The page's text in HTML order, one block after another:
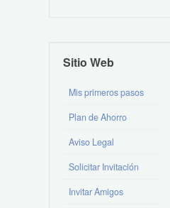
Sitio Web
Mis primeros pasos
Plan de Ahorro
Aviso Legal
Solicitar Invitación
Invitar Amigos